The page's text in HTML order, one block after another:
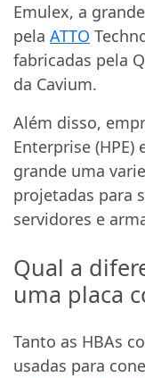
Emulex, a
pela ATTO
fabricadas pela
da Cavium.
Além disso,
Enterprise
grande uma
projetadas para
servidores e
Qual a
uma placa
Tanto as HBAs
usadas para